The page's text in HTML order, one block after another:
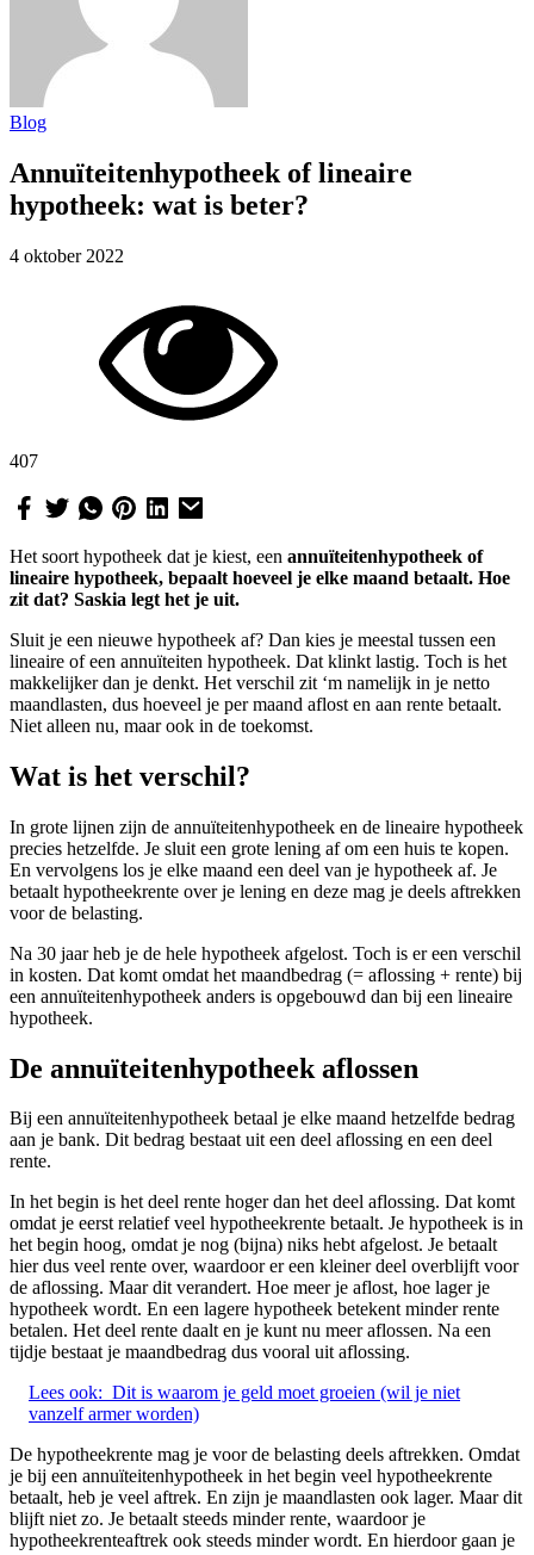
Blog
Annuïteitenhypotheek of lineaire
hypotheek: wat is beter?
4 oktober 2022
407
Het soort hypotheek dat je kiest, een annuïteitenhypotheek of
lineaire hypotheek, bepaalt hoeveel je elke maand betaalt. Hoe
zit dat? Saskia legt het je uit.
Sluit je een nieuwe hypotheek af? Dan kies je meestal tussen een
lineaire of een annuïteiten hypotheek. Dat klinkt lastig. Toch is het
makkelijker dan je denkt. Het verschil zit ‘m namelijk in je netto
maandlasten, dus hoeveel je per maand aflost en aan rente betaalt.
Niet alleen nu, maar ook in de toekomst.
Wat is het verschil?
In grote lijnen zijn de annuïteitenhypotheek en de lineaire hypotheek
precies hetzelfde. Je sluit een grote lening af om een huis te kopen.
En vervolgens los je elke maand een deel van je hypotheek af. Je
betaalt hypotheekrente over je lening en deze mag je deels aftrekken
voor de belasting.
Na 30 jaar heb je de hele hypotheek afgelost. Toch is er een verschil
in kosten. Dat komt omdat het maandbedrag (= aflossing + rente) bij
een annuïteitenhypotheek anders is opgebouwd dan bij een lineaire
hypotheek.
De annuïteitenhypotheek aflossen
Bij een annuïteitenhypotheek betaal je elke maand hetzelfde bedrag
aan je bank. Dit bedrag bestaat uit een deel aflossing en een deel
rente.
In het begin is het deel rente hoger dan het deel aflossing. Dat komt
omdat je eerst relatief veel hypotheekrente betaalt. Je hypotheek is in
het begin hoog, omdat je nog (bijna) niks hebt afgelost. Je betaalt
hier dus veel rente over, waardoor er een kleiner deel overblijft voor
de aflossing. Maar dit verandert. Hoe meer je aflost, hoe lager je
hypotheek wordt. En een lagere hypotheek betekent minder rente
betalen. Het deel rente daalt en je kunt nu meer aflossen. Na een
tijdje bestaat je maandbedrag dus vooral uit aflossing.
Lees ook: Dit is waarom je geld moet groeien (wil je niet
vanzelf armer worden)
De hypotheekrente mag je voor de belasting deels aftrekken. Omdat
je bij een annuïteitenhypotheek in het begin veel hypotheekrente
betaalt, heb je veel aftrek. En zijn je maandlasten ook lager. Maar dit
blijft niet zo. Je betaalt steeds minder rente, waardoor je
hypotheekrenteaftrek ook steeds minder wordt. En hierdoor gaan je